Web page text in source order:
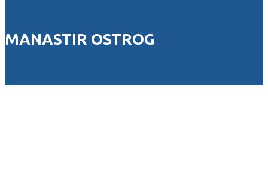
MANASTIR OSTROG